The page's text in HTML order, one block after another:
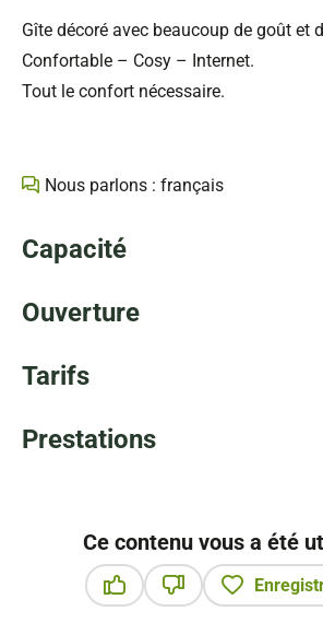
Gîte décoré avec beaucoup de goût et
Confortable – Cosy – Internet.
Tout le confort nécessaire.
Nous parlons : français
Capacité
Ouverture
Tarifs
Prestations
Ce contenu vous a été